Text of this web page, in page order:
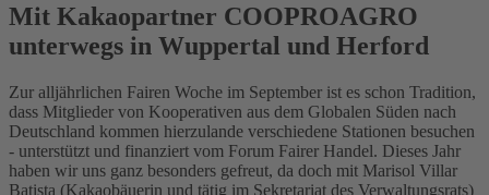
Mit Kakaopartner COOPROAGRO
unterwegs in Wuppertal und Herford
Zur alljährlichen Fairen Woche im September ist es schon Tradition,
dass Mitglieder von Kooperativen aus dem Globalen Süden nach
Deutschland kommen hierzulande verschiedene Stationen besuchen
- unterstützt und finanziert vom Forum Fairer Handel. Dieses Jahr
haben wir uns ganz besonders gefreut, da doch mit Marisol Villar
Batista (Kakaobäuerin und tätig im Sekretariat des Verwaltungsrats)